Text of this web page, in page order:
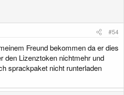
#54
Freund bekommen da er dies
den Lizenztoken nichtmehr und
sprackpaket nicht runterladen